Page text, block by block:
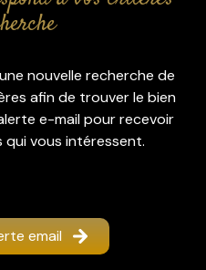
nouvelle recherche de
afin de trouver le bien
e-mail pour recevoir
vous intéressent.
email